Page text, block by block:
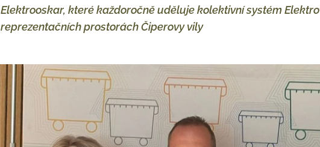
Elektrooskar, které každoročně uděluje kolektivní systém
reprezentačních prostorách Čiperovy vily